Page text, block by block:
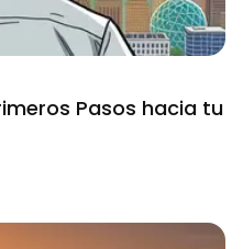
Pasos hacia tu